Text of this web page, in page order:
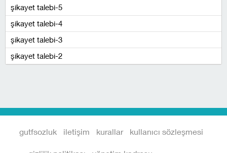
şikayet talebi-5
şikayet talebi-4
şikayet talebi-3
şikayet talebi-2
gutfsozluk iletişim kurallar kullanıcı sözleşmesi